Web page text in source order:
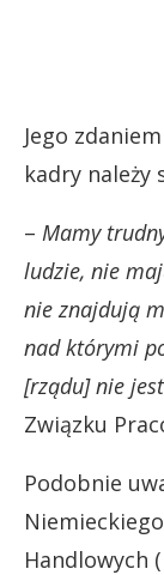
Jego
kadry należy
– Mamy
ludzie, nie
nie znajdują
nad którymi
[rządu] nie
Związku
Podobnie
Handlowych